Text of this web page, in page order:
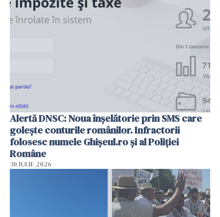
Alertă DNSC: Noua înșelătorie prin SMS care
golește conturile românilor. Infractorii
folosesc numele Ghișeul.ro și al Poliției
Române
30 IULIE 2026